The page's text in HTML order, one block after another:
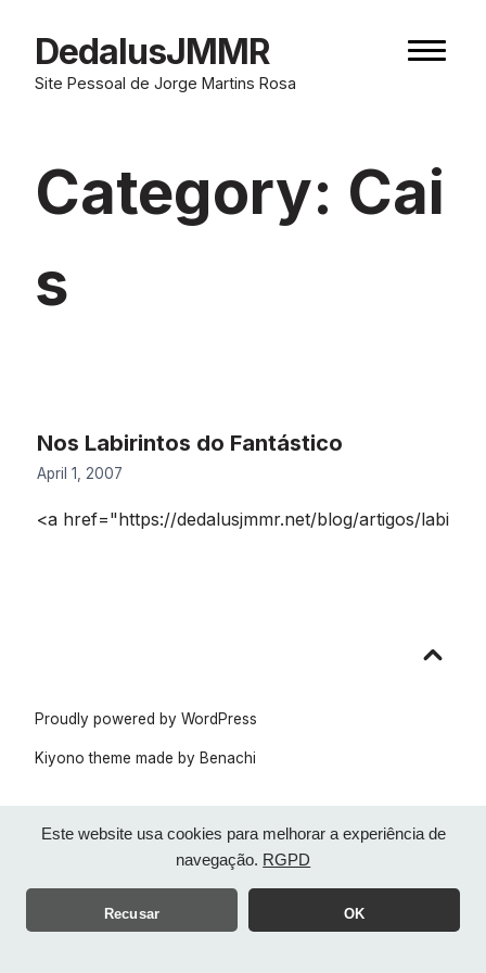
Este website usa cookies para melhorar a experiência de
navegação. RGPD
Recusar OK
contentDedalusJMMR
Site Pessoal de Jorge Martins Rosa
Category: Cai
s
Nos Labirintos do Fantástico
April 1, 2007
<a href="https://dedalusjmmr.net/blog/artigos/labi
Proudly powered by WordPress
Kiyono theme made by Benachi